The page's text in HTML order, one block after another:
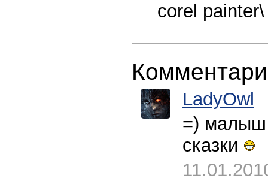
corel
LadyOwl
=) малыш
сказки